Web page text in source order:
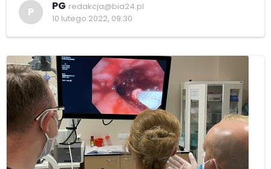
P PG redakcja@bia24.pl
10 lutego 2022, 09:30